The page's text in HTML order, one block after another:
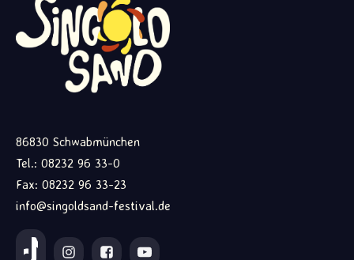
86830 Schwabmünchen
Tel.: 08232 96 33-0
Fax: 08232 96 33-23
info@singoldsand-festival.de